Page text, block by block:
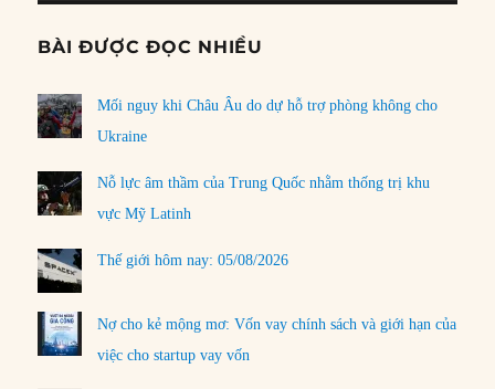
BÀI ĐƯỢC ĐỌC NHIỀU
Mối nguy khi Châu Âu do dự hỗ trợ phòng không cho
Ukraine
Nỗ lực âm thầm của Trung Quốc nhằm thống trị khu
vực Mỹ Latinh
Thế giới hôm nay: 05/08/2026
Nợ cho kẻ mộng mơ: Vốn vay chính sách và giới hạn của
việc cho startup vay vốn